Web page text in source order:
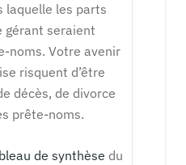
laquelle les parts
gérant seraient
noms. Votre avenir
risquent d’être
décès, de divorce
prête-noms.
de synthèse du